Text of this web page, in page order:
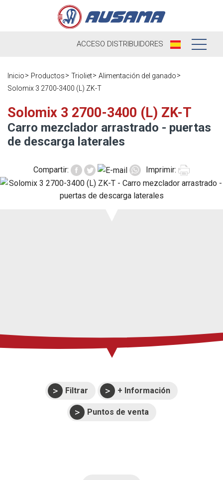
ACCESO DISTRIBUIDORES
Nosotros
Historia
Ausama hoy
trabajamos
Encuesta de
Distribuidores
Registra tu
máquina
Actualidad
Inicio Productos Trioliet
Alimentación del ganado
Solomix 3 2700-3400 (L) ZK-T
Solomix 3 2700-3400 (L) ZK-T
Carro mezclador arrastrado - puertas
de descarga laterales
Compartir: Imprimir:
Filtrar + Información
Puntos de venta